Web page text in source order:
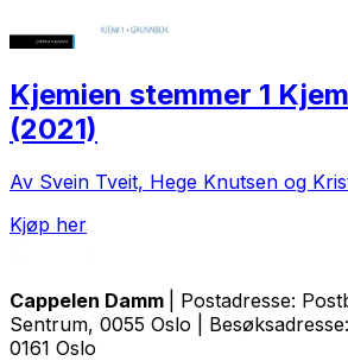
Kjemien stemmer 1
(2021)
Av Svein Tveit, Hege Knutsen og
Kjøp her
Cappelen Damm
| Postadresse:
Sentrum, 0055 Oslo |
0161 Oslo